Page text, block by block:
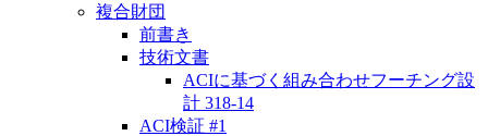
複合財団
前書き
技術文書
ACIに基づく組み合わせフーチング設
計 318-14
ACI検証 #1